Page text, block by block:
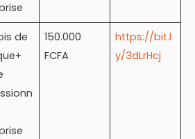
de
150.000
FCFA
https://bit.l
y/3dLrHcj